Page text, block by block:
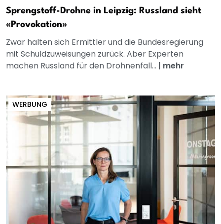
Sprengstoff-Drohne in Leipzig: Russland sieht
«Provokation»
Zwar halten sich Ermittler und die Bundesregierung
mit Schuldzuweisungen zurück. Aber Experten
machen Russland für den Drohnenfall... | mehr
WERBUNG